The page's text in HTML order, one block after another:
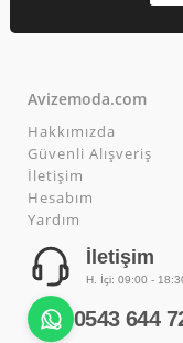
Avizemoda.com
Hakkımızda
Güvenli Alışveriş
İletişim
Hesabım
Yardım
İletişim
H. İçi: 09:00 -
0543 644